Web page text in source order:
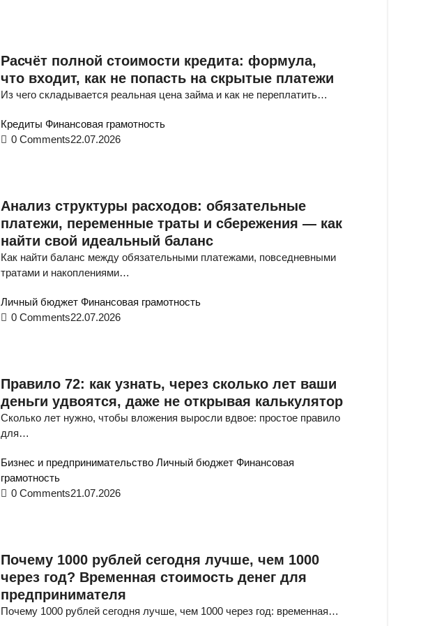
Расчёт полной стоимости кредита: формула,
что входит, как не попасть на скрытые платежи
Из чего складывается реальная цена займа и как не переплатить…
Кредиты Финансовая грамотность
0 Comments22.07.2026
Анализ структуры расходов: обязательные
платежи, переменные траты и сбережения — как
найти свой идеальный баланс
Как найти баланс между обязательными платежами, повседневными
тратами и накоплениями…
Личный бюджет Финансовая грамотность
0 Comments22.07.2026
Правило 72: как узнать, через сколько лет ваши
деньги удвоятся, даже не открывая калькулятор
Сколько лет нужно, чтобы вложения выросли вдвое: простое правило
для…
Бизнес и предпринимательство Личный бюджет Финансовая
грамотность
0 Comments21.07.2026
Почему 1000 рублей сегодня лучше, чем 1000
через год? Временная стоимость денег для
предпринимателя
Почему 1000 рублей сегодня лучше, чем 1000 через год: временная…